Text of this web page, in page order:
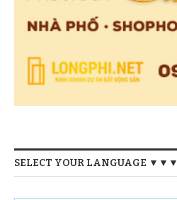
SELECT YOUR LANGUAGE ▼▼▼